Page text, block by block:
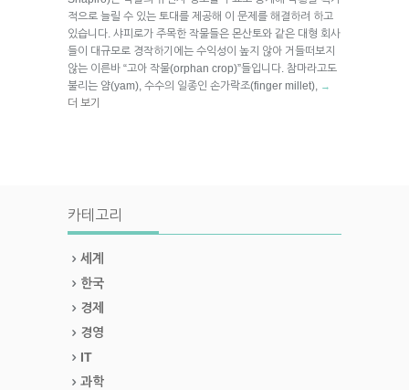
적으로 늘릴 수 있는 토대를 제공해 이 문제를 해결하려 하고
있습니다. 샤피로가 주목한 작물들은 몬산토와 같은 대형 회사
들이 대규모로 경작하기에는 수익성이 높지 않아 거들떠보지
않는 이른바 “고아 작물(orphan crop)”들입니다. 참마라고도
불리는 얌(yam), 수수의 일종인 손가락조(finger millet),
→
더 보기
카테고리
세계
한국
경제
경영
IT
과학